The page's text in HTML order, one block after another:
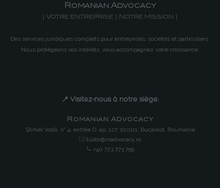
Romanian Advocacy
| Votre entreprise | Notre mission |
Des services juridiques complets pour entreprises, sociétés et particuliers.
Nous protégeons vos intérêts, vous accompagnez votre croissance.
📍 Visitez-nous à notre siège:
Romanian Advocacy
Știrbei Vodă, n° 4, entrée D, ap. 127, 010111, Bucarest, Roumanie
tudor@roadvocacy.ro
+40 723 773 759